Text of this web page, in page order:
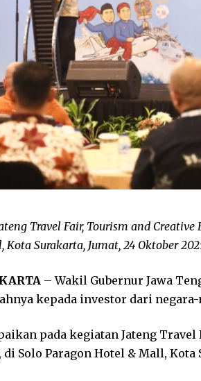
Travel Fair, Tourism and
Surakarta, Jumat, 24 Oktober
– Wakil Gubernur Jawa
kepada investor dari negara-
pada kegiatan Jateng
Solo Paragon Hotel & Mall, Kota